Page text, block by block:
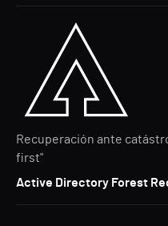
Recuperación ante
first"
Active Directory Forest